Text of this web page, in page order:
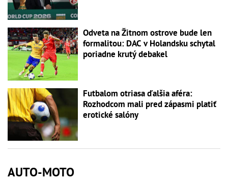
Odveta na Žitnom ostrove bude len
formalitou: DAC v Holandsku schytal
poriadne krutý debakel
Futbalom otriasa ďalšia aféra:
Rozhodcom mali pred zápasmi platiť
erotické salóny
AUTO-MOTO